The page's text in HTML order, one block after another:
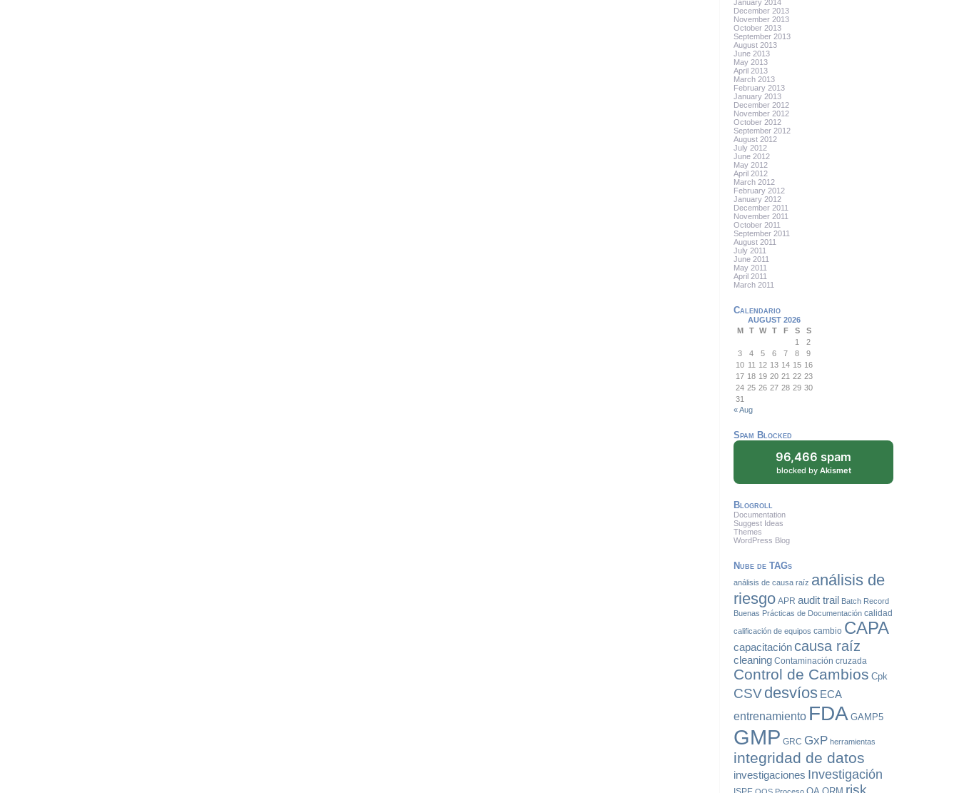
January 2014
December 2013
November 2013
October 2013
September 2013
August 2013
June 2013
May 2013
April 2013
March 2013
February 2013
January 2013
December 2012
November 2012
October 2012
September 2012
August 2012
July 2012
June 2012
May 2012
April 2012
March 2012
February 2012
January 2012
December 2011
November 2011
October 2011
September 2011
August 2011
July 2011
June 2011
May 2011
April 2011
March 2011
Calendario
AUGUST 2026
M
T W T F S
S
1
2
3
4 5 6 7 8
9
10 11 12 13 14 15 16
17 18 19 20 21 22 23
24 25 26 27 28 29 30
31
« Aug
Spam Blocked
96,466 spam
blocked by Akismet
Blogroll
Documentation
Suggest Ideas
Themes
WordPress Blog
Nube de TAGs
análisis de causa raíz análisis de
riesgo APR audit trail Batch Record
Buenas Prácticas de Documentación calidad
calificación de equipos cambio CAPA
capacitacióncausa raíz
cleaning Contaminación cruzada
Control de Cambios Cpk
CSVdesvíos ECA
entrenamiento FDA GAMP5
GMP GRC GxP herramientas
integridad de datos
investigaciones Investigación
risk